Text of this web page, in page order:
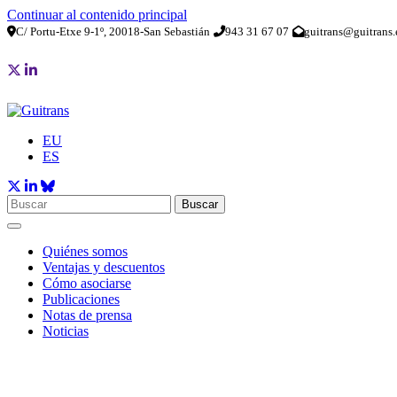
Continuar al contenido principal
C/ Portu-Etxe 9-1º, 20018-San Sebastián 943 31 67 07
EU
ES
Buscar
Quiénes somos
Ventajas y descuentos
Cómo asociarse
Publicaciones
Notas de prensa
Noticias